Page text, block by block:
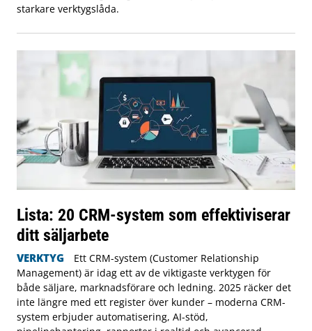
starkare verktygslåda.
Lista: 20 CRM-system som effektiviserar
ditt säljarbete
VERKTYG
Ett CRM-system (Customer Relationship
Management) är idag ett av de viktigaste verktygen för
både säljare, marknadsförare och ledning. 2025 räcker det
inte längre med ett register över kunder – moderna CRM-
system erbjuder automatisering, AI-stöd,